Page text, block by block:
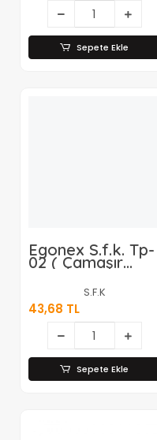
Sepete Ekle
Egonex S.f.k. Tp-
02 ( Çamaşır
Çıkışlı ) Sifon*125
S.F.K
43,68 TL
Sepete Ekle